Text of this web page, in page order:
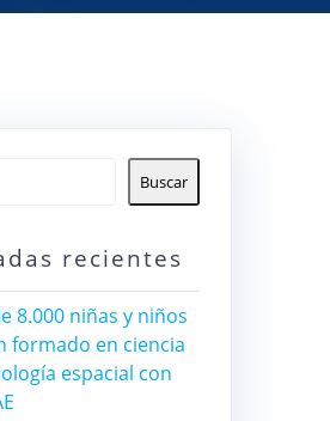
Buscar
recientes
8.000 niñas y niños
formado en ciencia
espacial con